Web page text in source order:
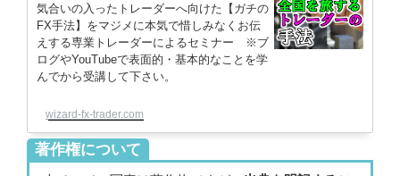
気合いの入ったトレーダーへ向けた【ガチの
FX手法】をマジメに本気で惜しみなくお伝
えする専業トレーダーによるセミナー ※ブ
ログやYouTubeで表面的・基本的なことを学
んでから受講して下さい。
wizard-fx-trader.com
著作権について